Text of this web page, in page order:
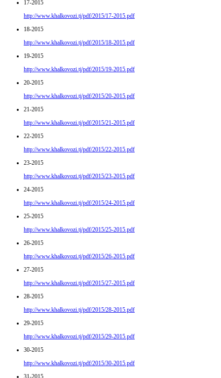
17-2015
http://www.khalkovozi.tj/pdf/2015/17-2015.pdf
18-2015
http://www.khalkovozi.tj/pdf/2015/18-2015.pdf
19-2015
http://www.khalkovozi.tj/pdf/2015/19-2015.pdf
20-2015
http://www.khalkovozi.tj/pdf/2015/20-2015.pdf
21-2015
http://www.khalkovozi.tj/pdf/2015/21-2015.pdf
22-2015
http://www.khalkovozi.tj/pdf/2015/22-2015.pdf
23-2015
http://www.khalkovozi.tj/pdf/2015/23-2015.pdf
24-2015
http://www.khalkovozi.tj/pdf/2015/24-2015.pdf
25-2015
http://www.khalkovozi.tj/pdf/2015/25-2015.pdf
26-2015
http://www.khalkovozi.tj/pdf/2015/26-2015.pdf
27-2015
http://www.khalkovozi.tj/pdf/2015/27-2015.pdf
28-2015
http://www.khalkovozi.tj/pdf/2015/28-2015.pdf
29-2015
http://www.khalkovozi.tj/pdf/2015/29-2015.pdf
30-2015
http://www.khalkovozi.tj/pdf/2015/30-2015.pdf